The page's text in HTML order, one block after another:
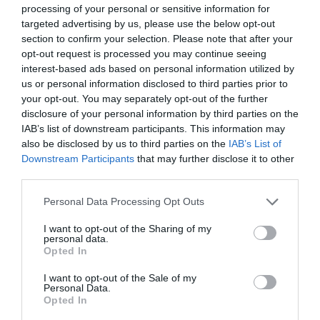
processing of your personal or sensitive information for
targeted advertising by us, please use the below opt-out
section to confirm your selection. Please note that after your
opt-out request is processed you may continue seeing
interest-based ads based on personal information utilized by
us or personal information disclosed to third parties prior to
your opt-out. You may separately opt-out of the further
disclosure of your personal information by third parties on the
IAB’s list of downstream participants. This information may
also be disclosed by us to third parties on the IAB’s List of
Downstream Participants that may further disclose it to other
Personal Data Processing Opt Outs
I want to opt-out of the Sharing of my
personal data.
Opted In
I want to opt-out of the Sale of my
Personal Data.
Opted In
muertos, los de antes y los de ahora. Estos, en
número infinito: Antón y Juanito, los Triana,
Caruncho, Fernando Primo de Rivera, Rafael
Esparza, Parrondo, José María Pérez de Laborda,
los Alarcón, Manolo y Diego... Ángel quiso pedir por
su compañero José Alcántara, pero le pareció mejor
pedirle a su amigo que intercediese por él ante el
Señor.
Pan ante sus discípulos, el Padre Gorricho fue
poniendo en la boca de sus compañeros las hostias
consagradas. Tenía forma de sello de quinina, pero
eran panes ácimos, convertidos en cuerpo de Cristo
Ángel sustituyó un momento a Rogelio para que
pudiera acercarse al sagrado banquete. También